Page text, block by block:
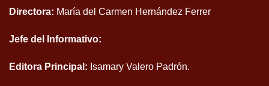
Directora: María del Carmen Hernández Ferrer
Jefe del Informativo:
Editora Principal: Isamary Valero Padrón.